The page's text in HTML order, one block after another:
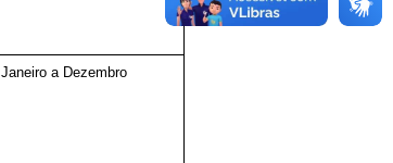
Janeiro a Dezembro